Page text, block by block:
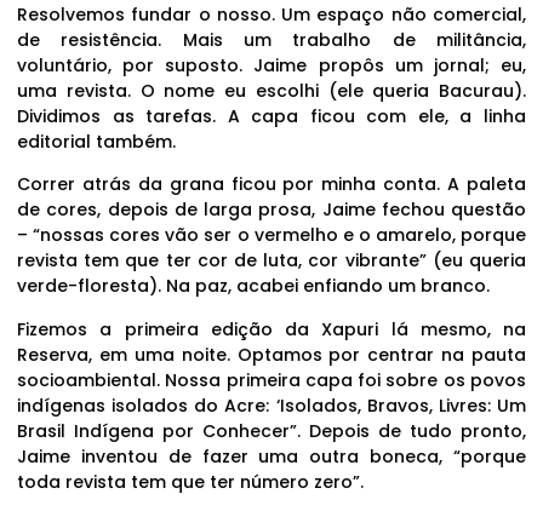
Resolvemos fundar o nosso. Um espaço não comercial,
de resistência. Mais um trabalho de militância,
voluntário, por suposto. Jaime propôs um jornal; eu,
uma revista. O nome eu escolhi (ele queria Bacurau).
Dividimos as tarefas. A capa ficou com ele, a linha
editorial também.
Correr atrás da grana ficou por minha conta. A paleta
de cores, depois de larga prosa, Jaime fechou questão
– “nossas cores vão ser o vermelho e o amarelo, porque
revista tem que ter cor de luta, cor vibrante” (eu queria
verde-floresta). Na paz, acabei enfiando um branco.
Fizemos a primeira edição da Xapuri lá mesmo, na
Reserva, em uma noite. Optamos por centrar na pauta
socioambiental. Nossa primeira capa foi sobre os povos
indígenas isolados do Acre: ‘Isolados, Bravos, Livres: Um
Brasil Indígena por Conhecer”. Depois de tudo pronto,
Jaime inventou de fazer uma outra boneca, “porque
toda revista tem que ter número zero”.